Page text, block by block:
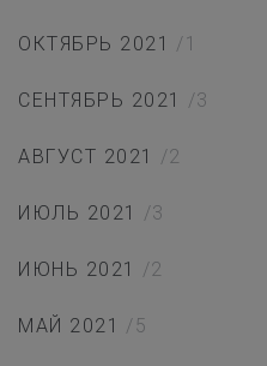
ОКТЯБРЬ 2021 /1
СЕНТЯБРЬ 2021 /3
АВГУСТ 2021 /2
ИЮЛЬ 2021 /3
ИЮНЬ 2021 /2
МАЙ 2021 /5